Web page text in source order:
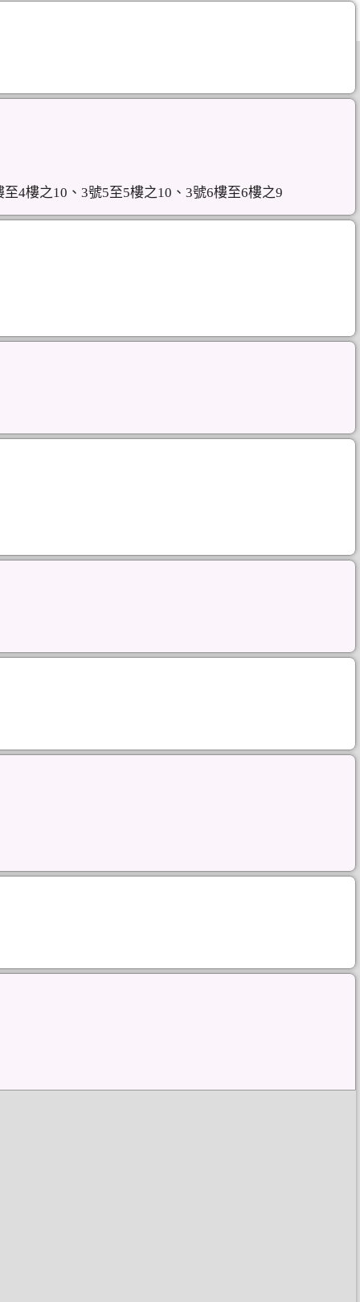
4樓之10、3號5至5樓之10、3號6樓至6樓之9